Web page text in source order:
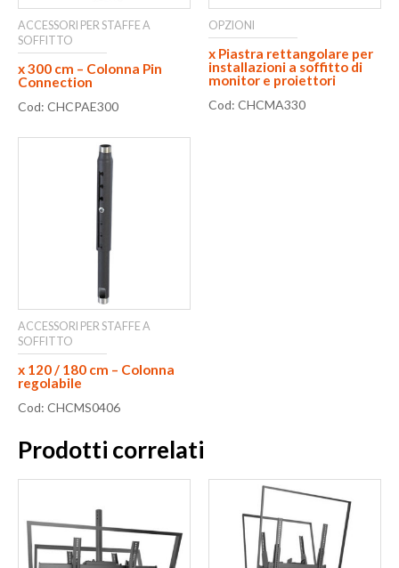
ACCESSORI PER STAFFE A
SOFFITTO
x 300 cm – Colonna Pin
Connection
Cod: CHCPAE300
OPZIONI
x Piastra rettangolare per
installazioni a soffitto di
monitor e proiettori
Cod: CHCMA330
ACCESSORI PER STAFFE A
SOFFITTO
x 120 / 180 cm – Colonna
regolabile
Cod: CHCMS0406
Prodotti correlati